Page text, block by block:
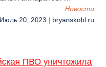
Новости
20, 2023 | bryanskobl.ru
ПВО уничтожила